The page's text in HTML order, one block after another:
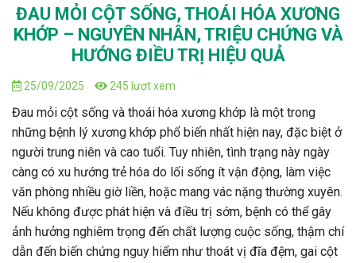
ĐAU MỎI CỘT SỐNG, THOÁI HÓA XƯƠNG
KHỚP – NGUYÊN NHÂN, TRIỆU CHỨNG VÀ
HƯỚNG ĐIỀU TRỊ HIỆU QUẢ
25/09/2025 245 lượt xem
Đau mỏi cột sống và thoái hóa xương khớp là một trong
những bệnh lý xương khớp phổ biến nhất hiện nay, đặc biệt ở
người trung niên và cao tuổi. Tuy nhiên, tình trạng này ngày
càng có xu hướng trẻ hóa do lối sống ít vận động, làm việc
văn phòng nhiều giờ liền, hoặc mang vác nặng thường xuyên.
Nếu không được phát hiện và điều trị sớm, bệnh có thể gây
ảnh hưởng nghiêm trọng đến chất lượng cuộc sống, thậm chí
dẫn đến biến chứng nguy hiểm như thoát vị đĩa đệm, gai cột